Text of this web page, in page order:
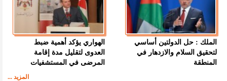
الملك : حل الدولتين أساسي
لتحقيق السلام والازدهار في
المنطقة
الهواري يؤكد أهمية ضبط
العدوى لتقليل مدة إقامة
المرضى في المستشفيات
المزيد ...